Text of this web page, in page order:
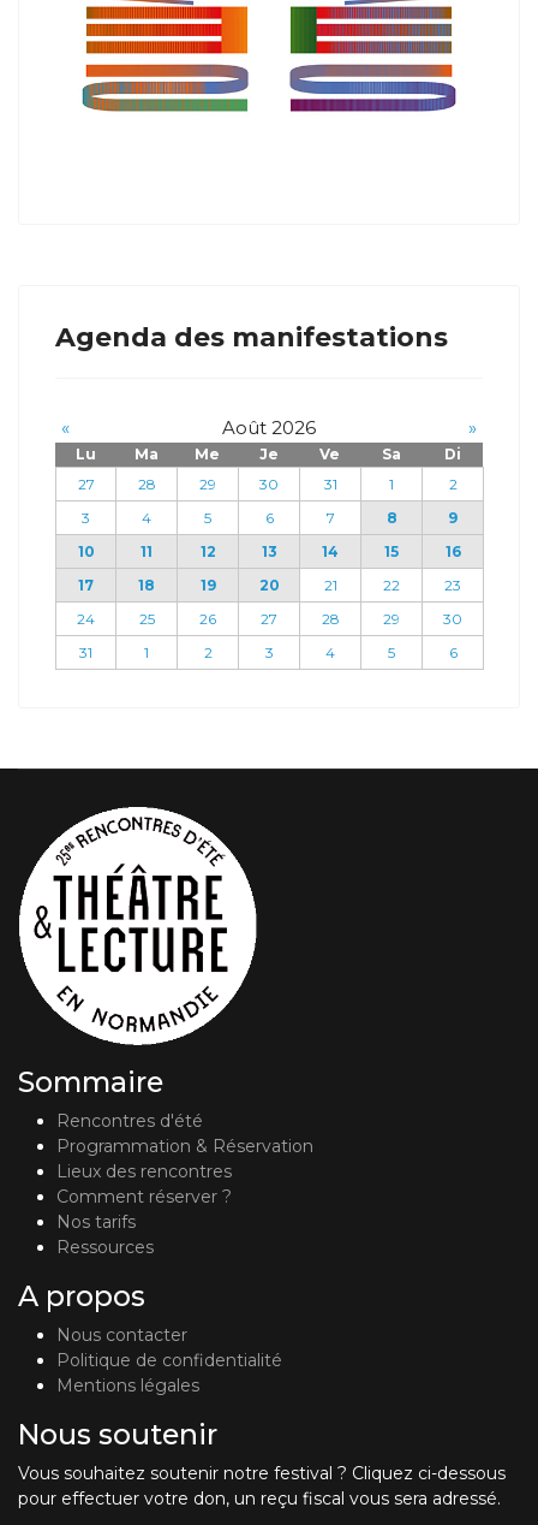
Agenda des manifestations
« Août 2026 »
Lu Ma Me Je Ve Sa
Di
27
28 29 30 31 1
2
3
4 5 6 7 8
9
10
11 12 13 14 15
16
17
18 19 20 21 22
23
24
25 26 27 28 29
30
31
1 2 3 4 5 6
Sommaire
Rencontres d'été
Programmation & Réservation
Lieux des rencontres
Comment réserver ?
Nos tarifs
Ressources
A propos
Nous contacter
Politique de confidentialité
Mentions légales
Nous soutenir
Vous souhaitez soutenir notre festival ? Cliquez ci-dessous
pour effectuer votre don, un reçu fiscal vous sera adressé.